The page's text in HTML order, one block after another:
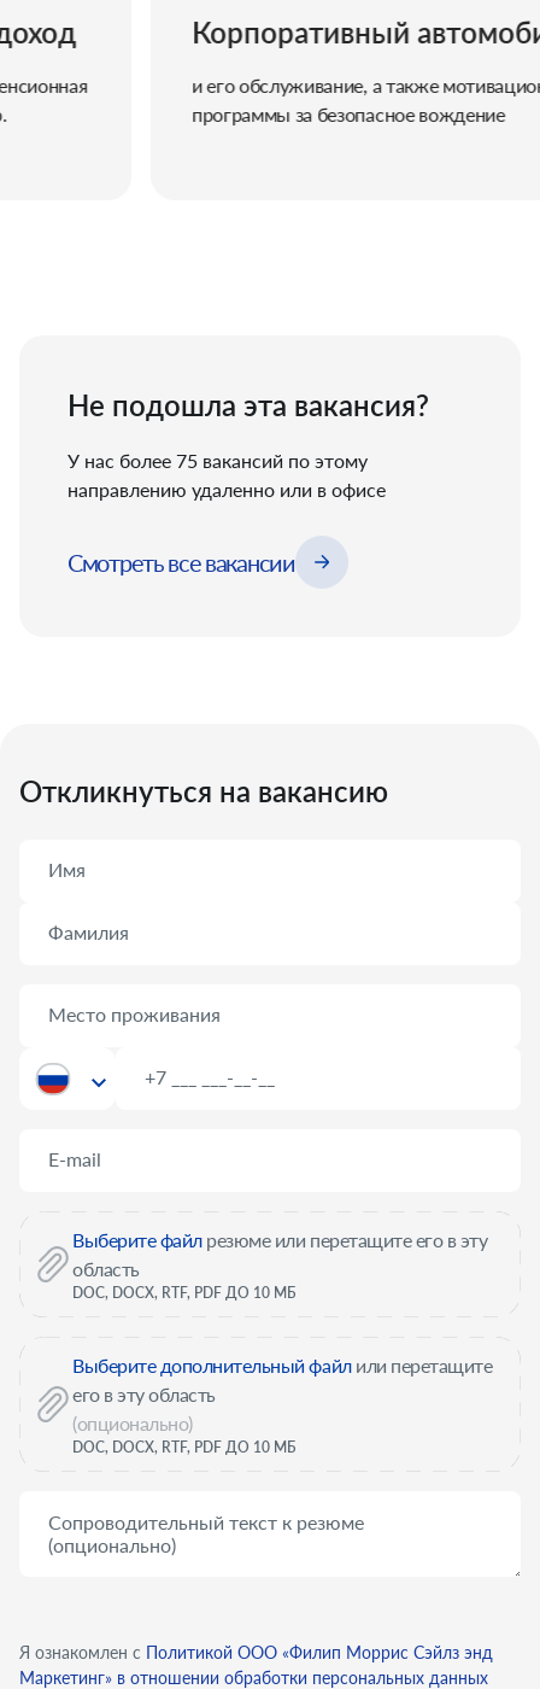
Корпоративный
и его обслуживание, а также
программы за безопасное вождение
Не подошла эта вакансия?
У нас более 75 вакансий по этому
направлению удаленно или в офисе
Смотреть все вакансии
Откликнуться на вакансию
Россия
Выберите файлрезюме или перетащите его в эту
область
DOC, DOCX, RTF, PDF ДО 10 МБ
Выберите дополнительный файлили перетащите
его в эту область
(опционально)
DOC, DOCX, RTF, PDF ДО 10 МБ
Я ознакомлен с Политикой ООО «Филип Моррис Сэйлз энд
Маркетинг» в отношении обработки персональных данных